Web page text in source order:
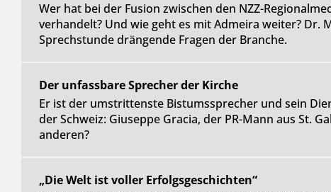
Wer hat bei der Fusion zwischen den NZZ-
verhandelt? Und wie geht es mit Admeira weiter? Dr.
Sprechstunde drängende Fragen der Branche.
Der unfassbare Sprecher der Kirche
Er ist der umstrittenste Bistumssprecher und sein
der Schweiz: Giuseppe Gracia, der PR-Mann aus St.
anderen?
„Die Welt ist voller Erfolgsgeschichten“